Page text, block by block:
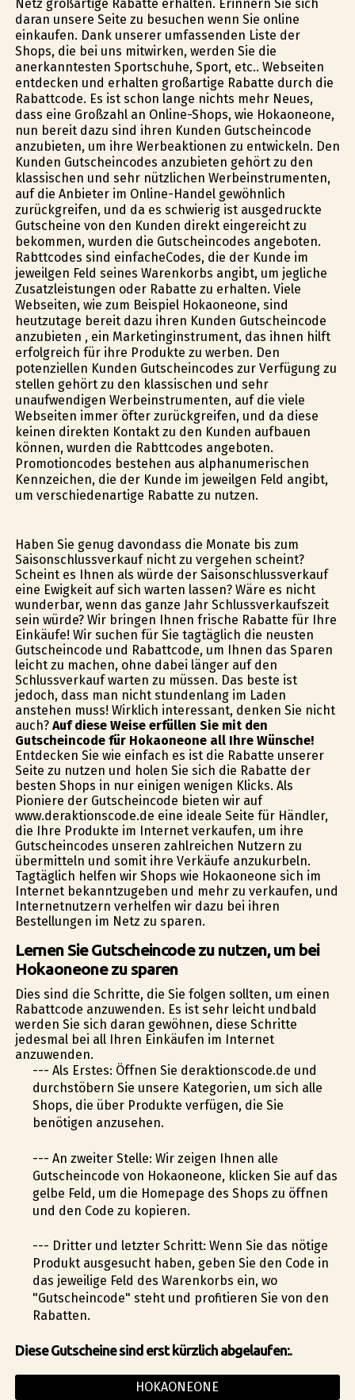
Netz großartige Rabatte erhalten. Erinnern Sie sich
daran unsere Seite zu besuchen wenn Sie online
einkaufen. Dank unserer umfassenden Liste der
Shops, die bei uns mitwirken, werden Sie die
anerkanntesten Sportschuhe, Sport, etc.. Webseiten
entdecken und erhalten großartige Rabatte durch die
Rabattcode. Es ist schon lange nichts mehr Neues,
dass eine Großzahl an Online-Shops, wie Hokaoneone,
nun bereit dazu sind ihren Kunden Gutscheincode
anzubieten, um ihre Werbeaktionen zu entwickeln. Den
Kunden Gutscheincodes anzubieten gehört zu den
klassischen und sehr nützlichen Werbeinstrumenten,
auf die Anbieter im Online-Handel gewöhnlich
zurückgreifen, und da es schwierig ist ausgedruckte
Gutscheine von den Kunden direkt eingereicht zu
bekommen, wurden die Gutscheincodes angeboten.
Rabttcodes sind einfacheCodes, die der Kunde im
jeweilgen Feld seines Warenkorbs angibt, um jegliche
Zusatzleistungen oder Rabatte zu erhalten. Viele
Webseiten, wie zum Beispiel Hokaoneone, sind
heutzutage bereit dazu ihren Kunden Gutscheincode
anzubieten , ein Marketinginstrument, das ihnen hilft
erfolgreich für ihre Produkte zu werben. Den
potenziellen Kunden Gutscheincodes zur Verfügung zu
stellen gehört zu den klassischen und sehr
unaufwendigen Werbeinstrumenten, auf die viele
Webseiten immer öfter zurückgreifen, und da diese
keinen direkten Kontakt zu den Kunden aufbauen
können, wurden die Rabttcodes angeboten.
Promotioncodes bestehen aus alphanumerischen
Kennzeichen, die der Kunde im jeweilgen Feld angibt,
um verschiedenartige Rabatte zu nutzen.
Haben Sie genug davondass die Monate bis zum
Saisonschlussverkauf nicht zu vergehen scheint?
Scheint es Ihnen als würde der Saisonschlussverkauf
eine Ewigkeit auf sich warten lassen? Wäre es nicht
wunderbar, wenn das ganze Jahr Schlussverkaufszeit
sein würde? Wir bringen Ihnen frische Rabatte für Ihre
Einkäufe! Wir suchen für Sie tagtäglich die neusten
Gutscheincode und Rabattcode, um Ihnen das Sparen
leicht zu machen, ohne dabei länger auf den
Schlussverkauf warten zu müssen. Das beste ist
jedoch, dass man nicht stundenlang im Laden
anstehen muss! Wirklich interessant, denken Sie nicht
auch? Auf diese Weise erfüllen Sie mit den
Gutscheincode für Hokaoneone all Ihre Wünsche!
Entdecken Sie wie einfach es ist die Rabatte unserer
Seite zu nutzen und holen Sie sich die Rabatte der
besten Shops in nur einigen wenigen Klicks. Als
Pioniere der Gutscheincode bieten wir auf
www.deraktionscode.de eine ideale Seite für Händler,
die Ihre Produkte im Internet verkaufen, um ihre
Gutscheincodes unseren zahlreichen Nutzern zu
übermitteln und somit ihre Verkäufe anzukurbeln.
Tagtäglich helfen wir Shops wie Hokaoneone sich im
Internet bekanntzugeben und mehr zu verkaufen, und
Internetnutzern verhelfen wir dazu bei ihren
Bestellungen im Netz zu sparen.
Lernen Sie Gutscheincode zu nutzen, um bei
Hokaoneone zu sparen
Dies sind die Schritte, die Sie folgen sollten, um einen
Rabattcode anzuwenden. Es ist sehr leicht undbald
werden Sie sich daran gewöhnen, diese Schritte
jedesmal bei all Ihren Einkäufen im Internet
anzuwenden.
--- Als Erstes: Öffnen Sie deraktionscode.de und
durchstöbern Sie unsere Kategorien, um sich alle
Shops, die über Produkte verfügen, die Sie
benötigen anzusehen.
--- An zweiter Stelle: Wir zeigen Ihnen alle
Gutscheincode von Hokaoneone, klicken Sie auf das
gelbe Feld, um die Homepage des Shops zu öffnen
und den Code zu kopieren.
--- Dritter und letzter Schritt: Wenn Sie das nötige
Produkt ausgesucht haben, geben Sie den Code in
das jeweilige Feld des Warenkorbs ein, wo
"Gutscheincode" steht und profitieren Sie von den
Rabatten.
Diese Gutscheine sind erst kürzlich abgelaufen:.
HOKAONEONE